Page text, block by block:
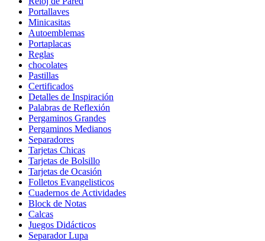
Portallaves
Minicasitas
Autoemblemas
Portaplacas
Reglas
chocolates
Pastillas
Certificados
Detalles de Inspiración
Palabras de Reflexión
Pergaminos Grandes
Pergaminos Medianos
Separadores
Tarjetas Chicas
Tarjetas de Bolsillo
Tarjetas de Ocasión
Folletos Evangelisticos
Cuadernos de Actividades
Block de Notas
Calcas
Juegos Didácticos
Separador Lupa